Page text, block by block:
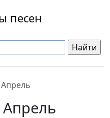
песен
Апрель
Апрель